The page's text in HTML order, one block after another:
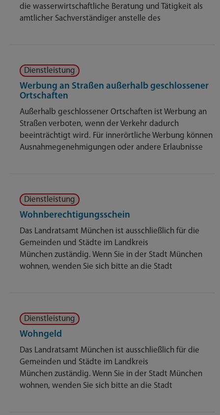
die wasserwirtschaftliche Beratung und Tätigkeit als
amtlicher Sachverständiger anstelle des
Dienstleistung
Werbung an Straßen außerhalb geschlossener
Ortschaften
Außerhalb geschlossener Ortschaften ist Werbung an
Straßen verboten, wenn der Verkehr dadurch
beeinträchtigt wird. Für innerörtliche Werbung können
Ausnahmegenehmigungen oder andere Erlaubnisse
Dienstleistung
Wohnberechtigungsschein
Das Landratsamt München ist ausschließlich für die
Gemeinden und Städte im Landkreis
München zuständig. Wenn Sie in der Stadt München
wohnen, wenden Sie sich bitte an die Stadt
Dienstleistung
Wohngeld
Das Landratsamt München ist ausschließlich für die
Gemeinden und Städte im Landkreis
München zuständig. Wenn Sie in der Stadt München
wohnen, wenden Sie sich bitte an die Stadt